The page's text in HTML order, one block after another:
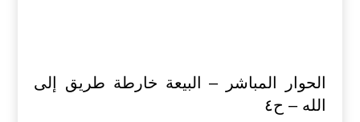
الحوار المباشر – البيعة خارطة طريق إلى
الله – ح٤